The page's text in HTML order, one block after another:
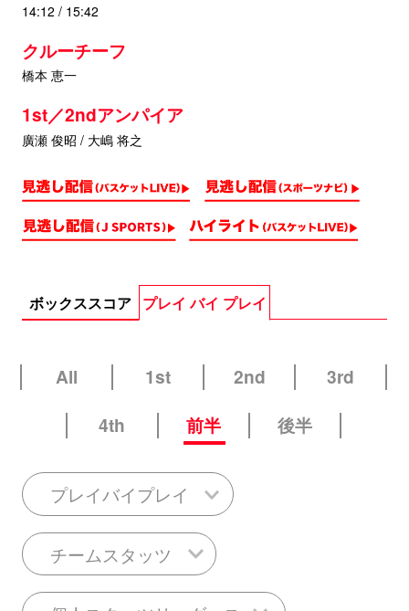
14:12 / 15:42
クルーチーフ
橋本 恵一
1st／2ndアンパイア
廣瀬 俊昭 / 大嶋 将之
ボックススコア プレイ バイ プレイ
All 1st 2nd
3rd
4th
前半 後半
プレイバイプレイ
チームスタッツ